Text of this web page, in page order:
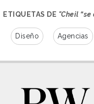
ETIQUETAS DE "Cheil
Diseño Agencias